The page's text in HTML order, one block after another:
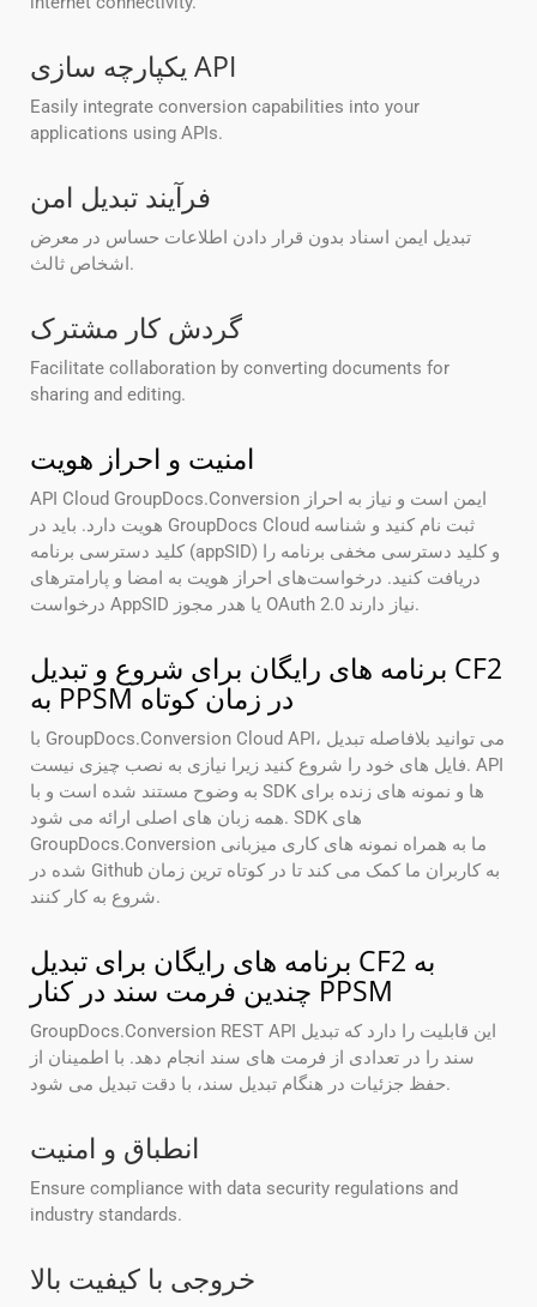
یکپارچه سازی API
Easily integrate conversion capabilities into your
applications using APIs.
فرآیند تبدیل امن
تبدیل ایمن اسناد بدون قرار دادن اطلاعات حساس در معرض
اشخاص ثالث.
گردش کار مشترک
Facilitate collaboration by converting documents for
sharing and editing.
امنیت و احراز هویت
API Cloud GroupDocs.Conversion ایمن است و نیاز به احراز
هویت دارد. باید در GroupDocs Cloud ثبت نام کنید و شناسه
کلید دسترسی برنامه (appSID) و کلید دسترسی مخفی برنامه را
دریافت کنید. درخواست‌های احراز هویت به امضا و پارامترهای
درخواست AppSID یا هدر مجوز OAuth 2.0 نیاز دارند.
برنامه های رایگان برای شروع و تبدیل CF2
به PPSM در زمان کوتاه
با GroupDocs.Conversion Cloud API، می توانید بلافاصله تبدیل
فایل های خود را شروع کنید زیرا نیازی به نصب چیزی نیست. API
به وضوح مستند شده است و با SDK ها و نمونه های زنده برای
همه زبان های اصلی ارائه می شود. SDK های
GroupDocs.Conversion ما به همراه نمونه های کاری میزبانی
شده در Github به کاربران ما کمک می کند تا در کوتاه ترین زمان
شروع به کار کنند.
برنامه های رایگان برای تبدیل CF2 به
چندین فرمت سند در کنار PPSM
GroupDocs.Conversion REST API این قابلیت را دارد که تبدیل
سند را در تعدادی از فرمت های سند انجام دهد. با اطمینان از
حفظ جزئیات در هنگام تبدیل سند، با دقت تبدیل می شود.
انطباق و امنیت
Ensure compliance with data security regulations and
industry standards.
خروجی با کیفیت بالا